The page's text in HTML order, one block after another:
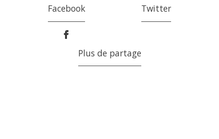
Facebook Twitter
Plus de partage